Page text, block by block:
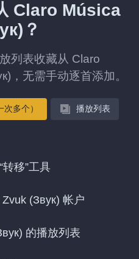
Claro Música
？
列表收藏从 Claro
，无需手动逐首添加。
多个） 播放列表
移”工具
(Звук) 帐户
的播放列表